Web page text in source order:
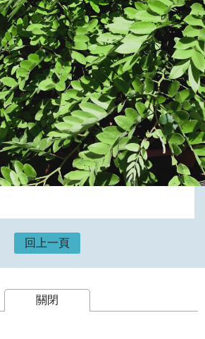
回上一頁
關閉